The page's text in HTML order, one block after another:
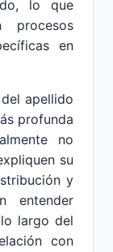
lo que
procesos
en
apellido
profunda
no
su
y
entender
largo del
con